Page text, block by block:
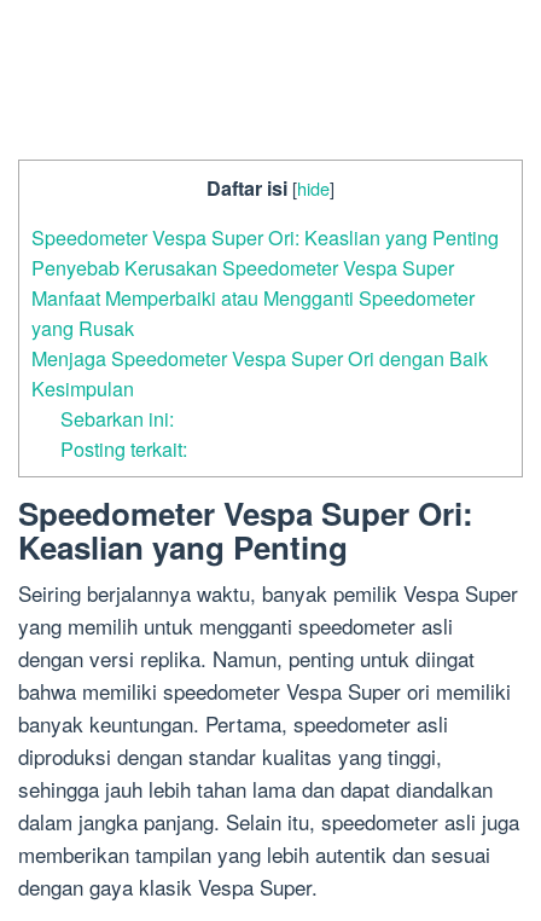
Daftar isi [hide]
Speedometer Vespa Super Ori: Keaslian yang Penting
Penyebab Kerusakan Speedometer Vespa Super
Manfaat Memperbaiki atau Mengganti Speedometer
yang Rusak
Menjaga Speedometer Vespa Super Ori dengan Baik
Kesimpulan
Sebarkan ini:
Posting terkait:
Speedometer Vespa Super Ori:
Keaslian yang Penting
Seiring berjalannya waktu, banyak pemilik Vespa Super
yang memilih untuk mengganti speedometer asli
dengan versi replika. Namun, penting untuk diingat
bahwa memiliki speedometer Vespa Super ori memiliki
banyak keuntungan. Pertama, speedometer asli
diproduksi dengan standar kualitas yang tinggi,
sehingga jauh lebih tahan lama dan dapat diandalkan
dalam jangka panjang. Selain itu, speedometer asli juga
memberikan tampilan yang lebih autentik dan sesuai
dengan gaya klasik Vespa Super.